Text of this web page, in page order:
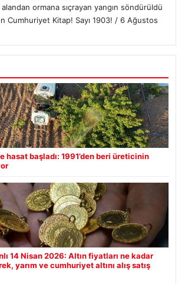
ormana sıçrayan yangın söndürüldü
Cumhuriyet Kitap! Sayı 1903! / 6 Ağustos
hasat başladı: 1991’den beri üreticinin
14 Nisan 2026: Altın fiyatları ne kadar
yarım ve cumhuriyet altını alış satış